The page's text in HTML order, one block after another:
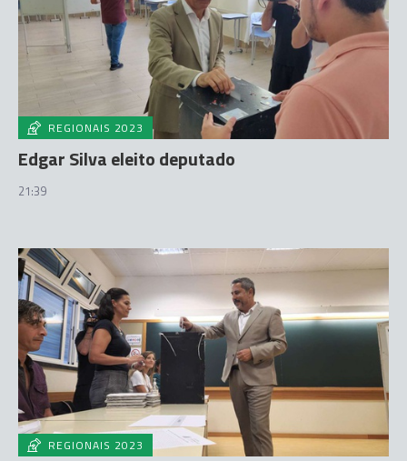
REGIONAIS 2023
Edgar Silva eleito deputado
21:39
REGIONAIS 2023